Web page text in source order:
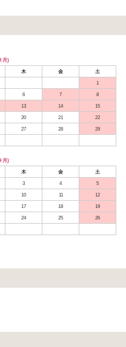
月)
木 金
土
1
6 7
8
13 14
15
20 21
22
27 28
29
月)
木 金
土
3 4
5
10 11
12
17 18
19
24 25
26